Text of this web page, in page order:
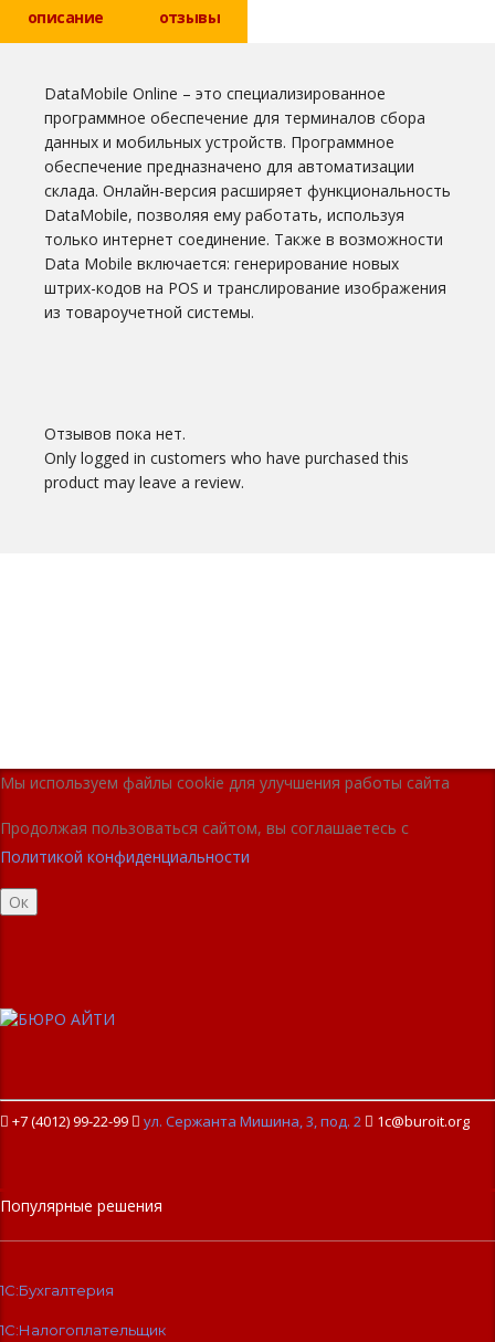
описание отзывы
DataMobile Online – это специализированное
программное обеспечение для терминалов сбора
данных и мобильных устройств. Программное
обеспечение предназначено для автоматизации
склада. Онлайн-версия расширяет функциональность
DataMobile, позволяя ему работать, используя
только интернет соединение. Также в возможности
Data Mobile включается: генерирование новых
штрих-кодов на POS и транслирование изображения
из товароучетной системы.
Отзывов пока нет.
Only logged in customers who have purchased this
product may leave a review.
Мы используем файлы cookie для улучшения работы сайта
Продолжая пользоваться сайтом, вы соглашаетесь с
Политикой конфиденциальности
Ок
+7 (4012) 99-22-99  ул. Сержанта Мишина, 3, под. 2  1c@buroit.org
Популярные решения
1С:Бухгалтерия
1С:Налогоплательщик